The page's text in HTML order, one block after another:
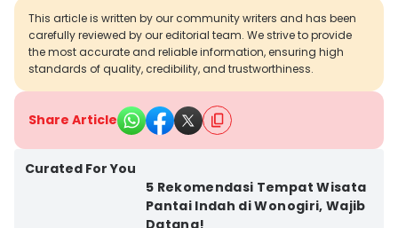
This article is written by our community writers and has been
carefully reviewed by our editorial team. We strive to provide
the most accurate and reliable information, ensuring high
standards of quality, credibility, and trustworthiness.
Share Article
Curated For You
5 Rekomendasi Tempat Wisata
Pantai Indah di Wonogiri, Wajib
Datang!